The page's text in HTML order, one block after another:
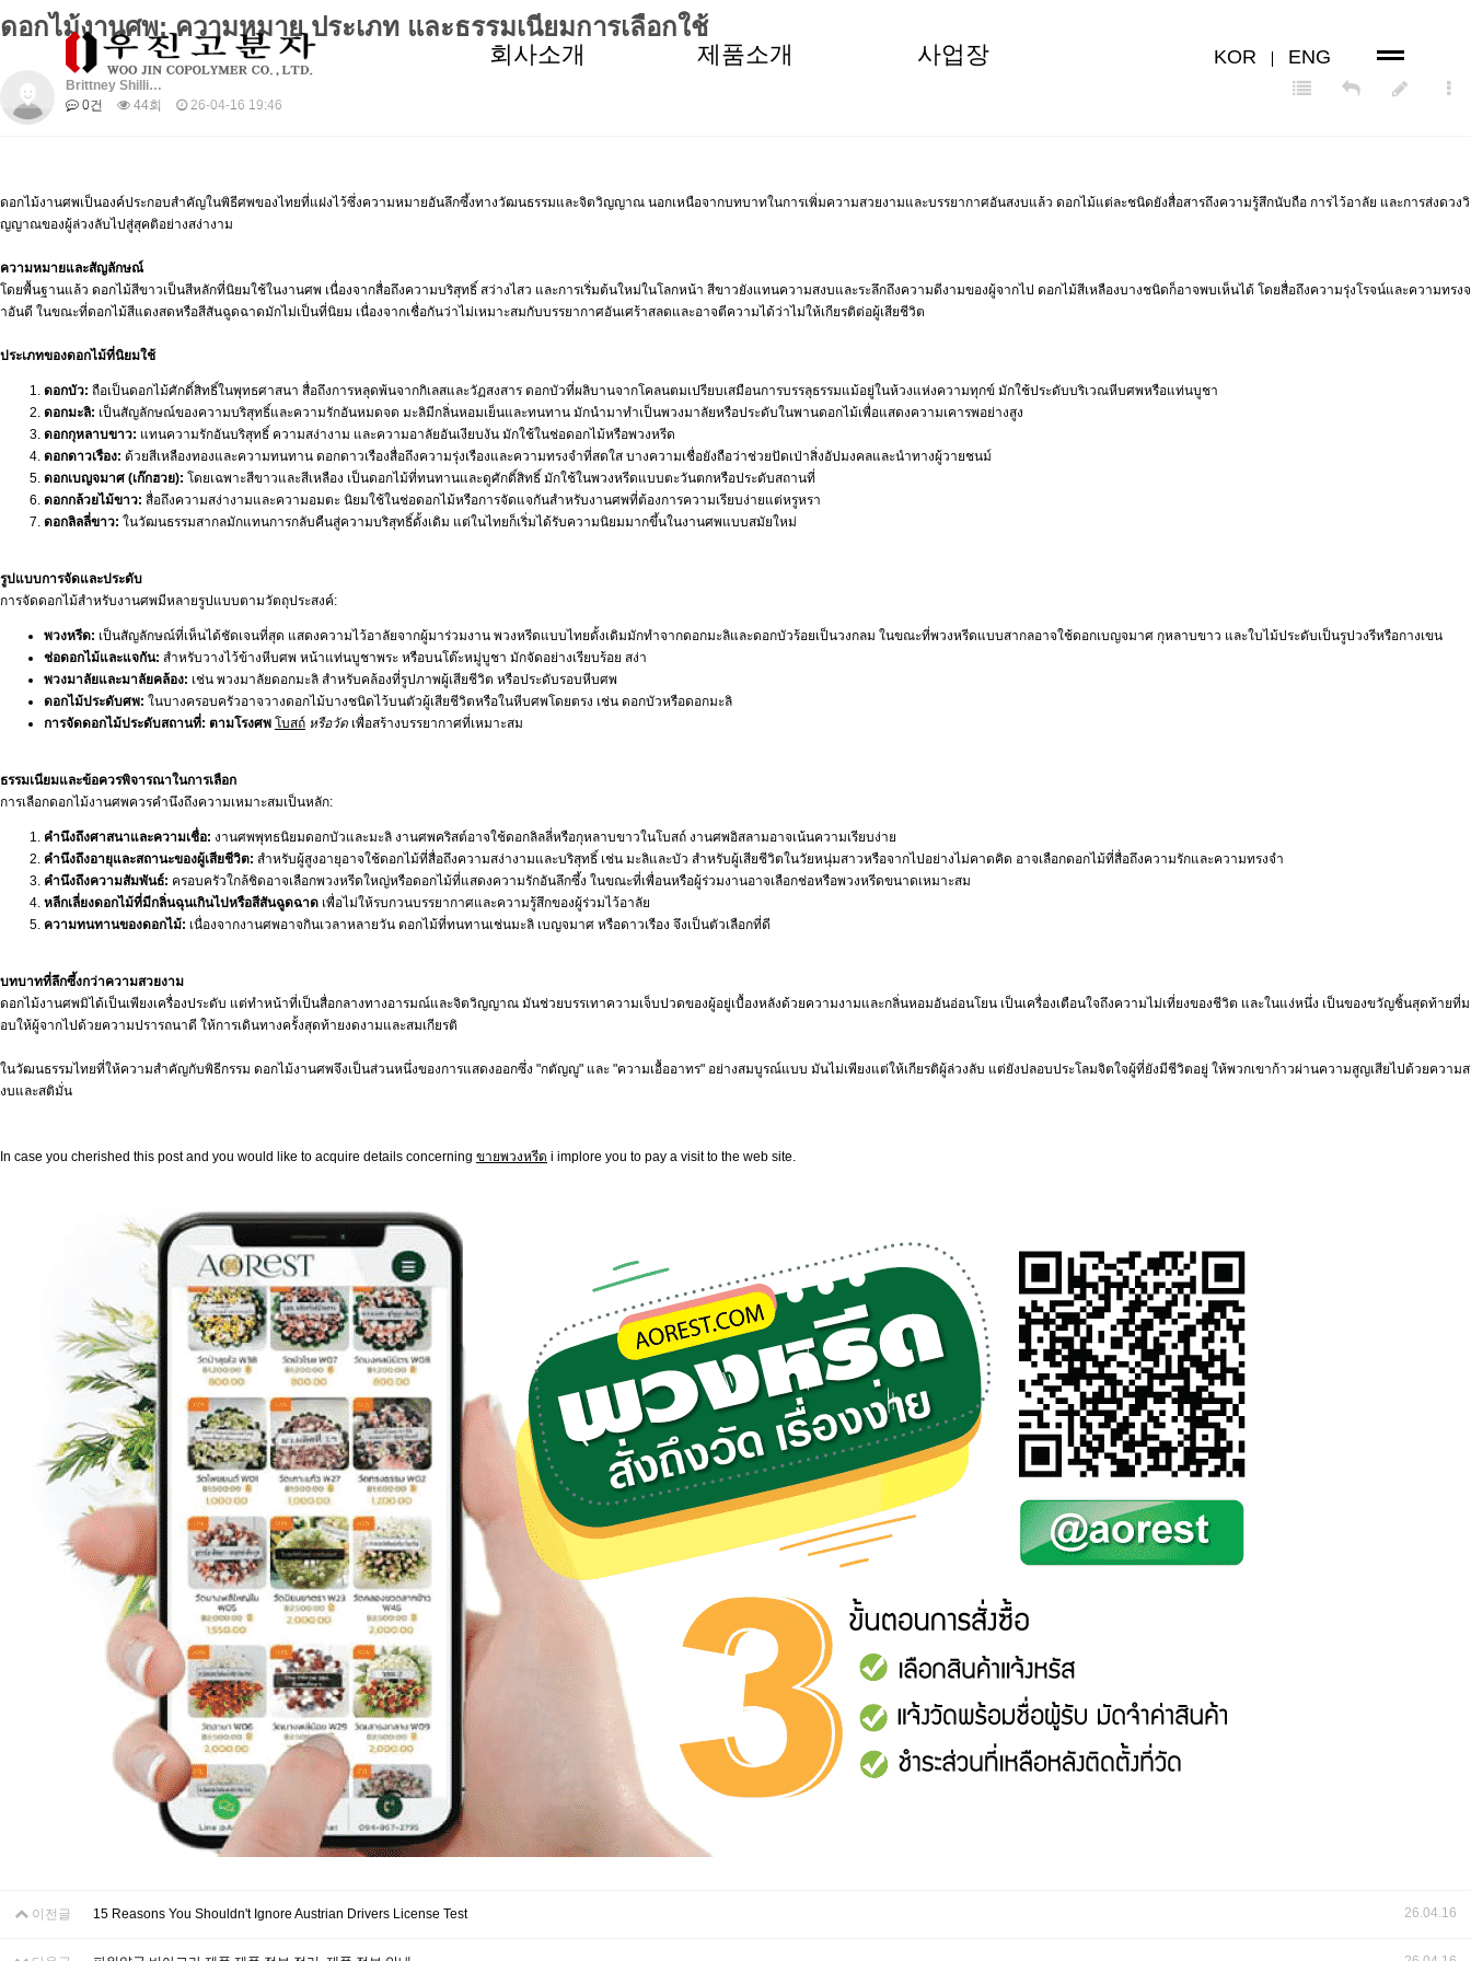
회사소개 제품소개 사업장 KOR ENG
ดอกไม้งานศพ: ความหมาย ประเภท และธรรมเนียมการเลือกใช้
Brittney Shilli…
0건
44회 26-04-16 19:46
ดอกไม้งานศพเป็นองค์ประกอบสำคัญในพิธีศพของไทยที่แฝงไว้ซึ่งความหมายอันลึกซึ้งทางวัฒนธรรมและจิตวิญญาณ นอกเหนือจากบทบาทในการเพิ่มความสวยงามและบรรยากาศอันสงบแล้ว ดอกไม้แต่ละชนิดยังสื่อสารถึงความรู้สึกนับถือ การไว้อาลัย และการส่งดวงวิ
ญญาณของผู้ล่วงลับไปสู่สุคติอย่างสง่างาม
ความหมายและสัญลักษณ์
โดยพื้นฐานแล้ว ดอกไม้สีขาวเป็นสีหลักที่นิยมใช้ในงานศพ เนื่องจากสื่อถึงความบริสุทธิ์ สว่างไสว และการเริ่มต้นใหม่ในโลกหน้า สีขาวยังแทนความสงบและระลึกถึงความดีงามของผู้จากไป ดอกไม้สีเหลืองบางชนิดก็อาจพบเห็นได้ โดยสื่อถึงความรุ่งโรจน์และความทรงจ
ำอันดี ในขณะที่ดอกไม้สีแดงสดหรือสีสันฉูดฉาดมักไม่เป็นที่นิยม เนื่องจากเชื่อกันว่าไม่เหมาะสมกับบรรยากาศอันเศร้าสลดและอาจตีความได้ว่าไม่ให้เกียรติต่อผู้เสียชีวิต
ประเภทของดอกไม้ที่นิยมใช้
ดอกบัว: ถือเป็นดอกไม้ศักดิ์สิทธิ์ในพุทธศาสนา สื่อถึงการหลุดพ้นจากกิเลสและวัฏสงสาร ดอกบัวที่ผลิบานจากโคลนตมเปรียบเสมือนการบรรลุธรรมแม้อยู่ในห้วงแห่งความทุกข์ มักใช้ประดับบริเวณหีบศพหรือแท่นบูชา
ดอกมะลิ: เป็นสัญลักษณ์ของความบริสุทธิ์และความรักอันหมดจด มะลิมีกลิ่นหอมเย็นและทนทาน มักนำมาทำเป็นพวงมาลัยหรือประดับในพานดอกไม้เพื่อแสดงความเคารพอย่างสูง
ดอกกุหลาบขาว: แทนความรักอันบริสุทธิ์ ความสง่างาม และความอาลัยอันเงียบงัน มักใช้ในช่อดอกไม้หรือพวงหรีด
ดอกดาวเรือง: ด้วยสีเหลืองทองและความทนทาน ดอกดาวเรืองสื่อถึงความรุ่งเรืองและความทรงจำที่สดใส บางความเชื่อยังถือว่าช่วยปัดเป่าสิ่งอัปมงคลและนำทางผู้วายชนม์
ดอกเบญจมาศ (เก๊กฮวย): โดยเฉพาะสีขาวและสีเหลือง เป็นดอกไม้ที่ทนทานและดูศักดิ์สิทธิ์ มักใช้ในพวงหรีดแบบตะวันตกหรือประดับสถานที่
ดอกกล้วยไม้ขาว: สื่อถึงความสง่างามและความอมตะ นิยมใช้ในช่อดอกไม้หรือการจัดแจกันสำหรับงานศพที่ต้องการความเรียบง่ายแต่หรูหรา
ดอกลิลลี่ขาว: ในวัฒนธรรมสากลมักแทนการกลับคืนสู่ความบริสุทธิ์ดั้งเดิม แต่ในไทยก็เริ่มได้รับความนิยมมากขึ้นในงานศพแบบสมัยใหม่
รูปแบบการจัดและประดับ
การจัดดอกไม้สำหรับงานศพมีหลายรูปแบบตามวัตถุประสงค์:
พวงหรีด: เป็นสัญลักษณ์ที่เห็นได้ชัดเจนที่สุด แสดงความไว้อาลัยจากผู้มาร่วมงาน พวงหรีดแบบไทยดั้งเดิมมักทำจากดอกมะลิและดอกบัวร้อยเป็นวงกลม ในขณะที่พวงหรีดแบบสากลอาจใช้ดอกเบญจมาศ กุหลาบขาว และใบไม้ประดับเป็นรูปวงรีหรือกางเขน
ช่อดอกไม้และแจกัน: สำหรับวางไว้ข้างหีบศพ หน้าแท่นบูชาพระ หรือบนโต๊ะหมู่บูชา มักจัดอย่างเรียบร้อย สง่า
พวงมาลัยและมาลัยคล้อง: เช่น พวงมาลัยดอกมะลิ สำหรับคล้องที่รูปภาพผู้เสียชีวิต หรือประดับรอบหีบศพ
ดอกไม้ประดับศพ: ในบางครอบครัวอาจวางดอกไม้บางชนิดไว้บนตัวผู้เสียชีวิตหรือในหีบศพโดยตรง เช่น ดอกบัวหรือดอกมะลิ
การจัดดอกไม้ประดับสถานที่: ตามโรงศพ โบสถ์ หรือวัด เพื่อสร้างบรรยากาศที่เหมาะสม
ธรรมเนียมและข้อควรพิจารณาในการเลือก
การเลือกดอกไม้งานศพควรคำนึงถึงความเหมาะสมเป็นหลัก:
คำนึงถึงศาสนาและความเชื่อ: งานศพพุทธนิยมดอกบัวและมะลิ งานศพคริสต์อาจใช้ดอกลิลลี่หรือกุหลาบขาวในโบสถ์ งานศพอิสลามอาจเน้นความเรียบง่าย
คำนึงถึงอายุและสถานะของผู้เสียชีวิต: สำหรับผู้สูงอายุอาจใช้ดอกไม้ที่สื่อถึงความสง่างามและบริสุทธิ์ เช่น มะลิและบัว สำหรับผู้เสียชีวิตในวัยหนุ่มสาวหรือจากไปอย่างไม่คาดคิด อาจเลือกดอกไม้ที่สื่อถึงความรักและความทรงจำ
คำนึงถึงความสัมพันธ์: ครอบครัวใกล้ชิดอาจเลือกพวงหรีดใหญ่หรือดอกไม้ที่แสดงความรักอันลึกซึ้ง ในขณะที่เพื่อนหรือผู้ร่วมงานอาจเลือกช่อหรือพวงหรีดขนาดเหมาะสม
หลีกเลี่ยงดอกไม้ที่มีกลิ่นฉุนเกินไปหรือสีสันฉูดฉาด เพื่อไม่ให้รบกวนบรรยากาศและความรู้สึกของผู้ร่วมไว้อาลัย
ความทนทานของดอกไม้: เนื่องจากงานศพอาจกินเวลาหลายวัน ดอกไม้ที่ทนทานเช่นมะลิ เบญจมาศ หรือดาวเรือง จึงเป็นตัวเลือกที่ดี
บทบาทที่ลึกซึ้งกว่าความสวยงาม
ดอกไม้งานศพมิได้เป็นเพียงเครื่องประดับ แต่ทำหน้าที่เป็นสื่อกลางทางอารมณ์และจิตวิญญาณ มันช่วยบรรเทาความเจ็บปวดของผู้อยู่เบื้องหลังด้วยความงามและกลิ่นหอมอันอ่อนโยน เป็นเครื่องเตือนใจถึงความไม่เที่ยงของชีวิต และในแง่หนึ่ง เป็นของขวัญชิ้นสุดท้ายที่ม
อบให้ผู้จากไปด้วยความปรารถนาดี ให้การเดินทางครั้งสุดท้ายงดงามและสมเกียรติ
ในวัฒนธรรมไทยที่ให้ความสำคัญกับพิธีกรรม ดอกไม้งานศพจึงเป็นส่วนหนึ่งของการแสดงออกซึ่ง "กตัญญู" และ "ความเอื้ออาทร" อย่างสมบูรณ์แบบ มันไม่เพียงแต่ให้เกียรติผู้ล่วงลับ แต่ยังปลอบประโลมจิตใจผู้ที่ยังมีชีวิตอยู่ ให้พวกเขาก้าวผ่านความสูญเสียไปด้วยความส
งบและสติมั่น
In case you cherished this post and you would like to acquire details concerning ขายพวงหรีด i implore you to pay a visit to the web site.
이전글 15 Reasons You Shouldn't Ignore Austrian Drivers License Test 26.04.16